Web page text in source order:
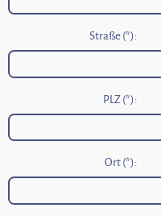
Straße (*):
PLZ (*):
Ort (*):